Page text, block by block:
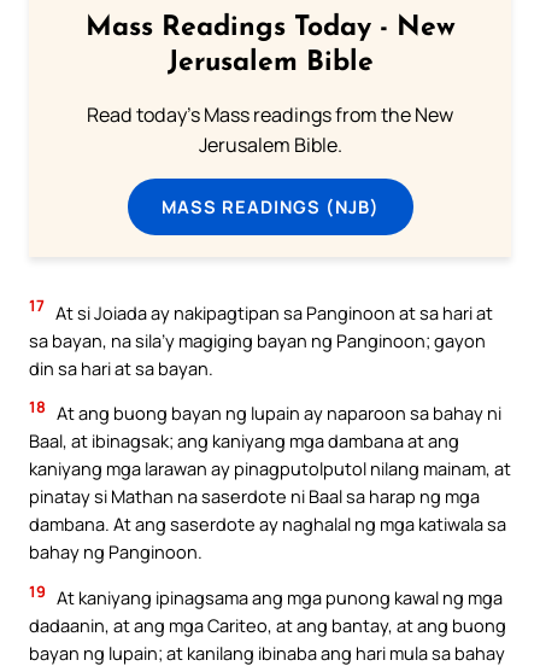
Mass Readings Today - New
Jerusalem Bible
Read today's Mass readings from the New
Jerusalem Bible.
MASS READINGS (NJB)
17 At si Joiada ay nakipagtipan sa Panginoon at sa hari at
sa bayan, na sila’y magiging bayan ng Panginoon; gayon
din sa hari at sa bayan.
18 At ang buong bayan ng lupain ay naparoon sa bahay ni
Baal, at ibinagsak; ang kaniyang mga dambana at ang
kaniyang mga larawan ay pinagputolputol nilang mainam, at
pinatay si Mathan na saserdote ni Baal sa harap ng mga
dambana. At ang saserdote ay naghalal ng mga katiwala sa
bahay ng Panginoon.
19 At kaniyang ipinagsama ang mga punong kawal ng mga
dadaanin, at ang mga Cariteo, at ang bantay, at ang buong
bayan ng lupain; at kanilang ibinaba ang hari mula sa bahay